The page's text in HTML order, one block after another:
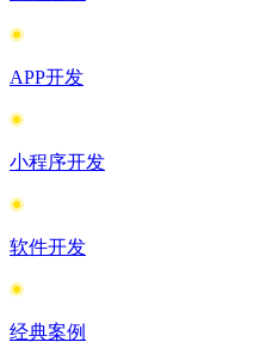
APP开发
小程序开发
软件开发
经典案例